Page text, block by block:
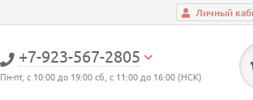
Личный
+7-923-567-2805
Пн-пт, с 10:00 до 19:00 сб, с 11:00 до 16:00 (НСК)